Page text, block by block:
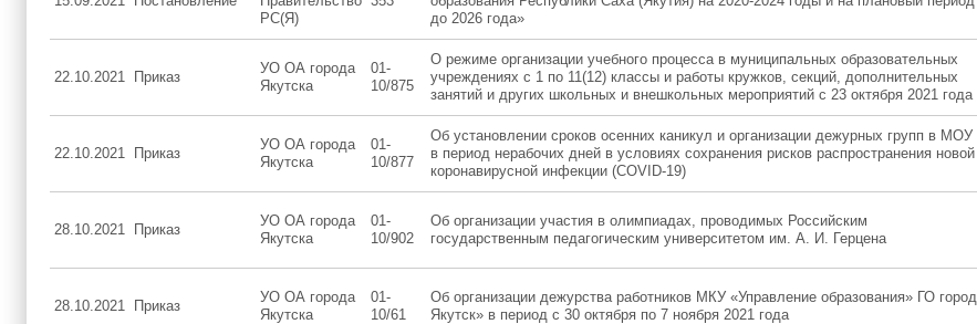
РС(Я)
до 2026 года»
22.10.2021 Приказ
УО ОА города
Якутска
01-
10/875
О режиме организации учебного процесса в муниципальных образовательных
учреждениях с 1 по 11(12) классы и работы кружков, секций, дополнительных
занятий и других школьных и внешкольных мероприятий с 23 октября 2021 года
22.10.2021 Приказ
УО ОА города
Якутска
01-
10/877
Об установлении сроков осенних каникул и организации дежурных групп в МОУ
в период нерабочих дней в условиях сохранения рисков распространения новой
коронавирусной инфекции (COVID-19)
28.10.2021 Приказ
УО ОА города
Якутска
01-
10/902
Об организации участия в олимпиадах, проводимых Российским
государственным педагогическим университетом им. А. И. Герцена
28.10.2021 Приказ
УО ОА города
Якутска
01-
10/61
Об организации дежурства работников МКУ «Управление образования» ГО город
Якутск» в период с 30 октября по 7 ноября 2021 года